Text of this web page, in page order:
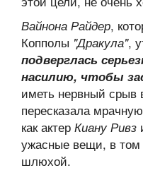
Вайнона Райдер,
Копполы "Дракула",
подверглась
насилию, чтобы
иметь нервный срыв
пересказала
как актер Киану Ривз
ужасные вещи, в том
шлюхой.